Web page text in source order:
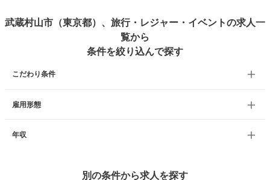
武蔵村山市（東京都）、旅行・レジャー・イベントの求人一
覧から
条件を絞り込んで探す
こだわり条件
雇用形態
年収
別の条件から求人を探す